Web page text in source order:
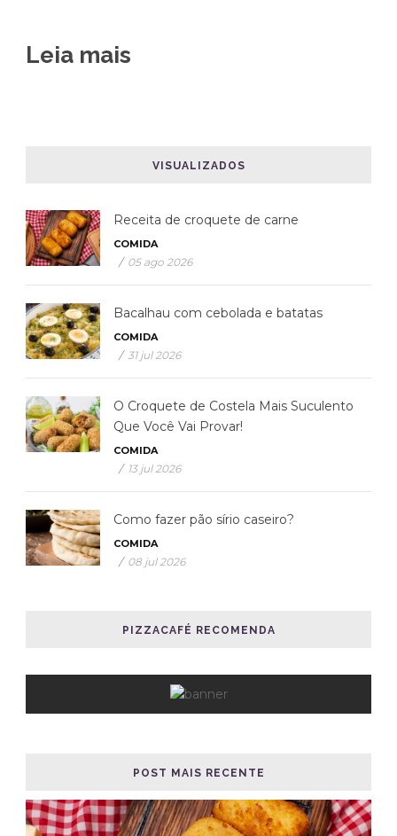
Leia mais
VISUALIZADOS
Receita de croquete de carne
COMIDA
/ 05 ago 2026
Bacalhau com cebolada e batatas
COMIDA
/ 31 jul 2026
O Croquete de Costela Mais Suculento
Que Você Vai Provar!
COMIDA
/ 13 jul 2026
Como fazer pão sírio caseiro?
COMIDA
/ 08 jul 2026
PIZZACAFÉ RECOMENDA
POST MAIS RECENTE